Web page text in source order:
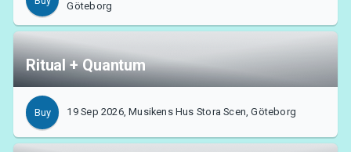
Göteborg
Ritual + Quantum
Buy 19 Sep 2026, Musikens Hus Stora Scen, Göteborg